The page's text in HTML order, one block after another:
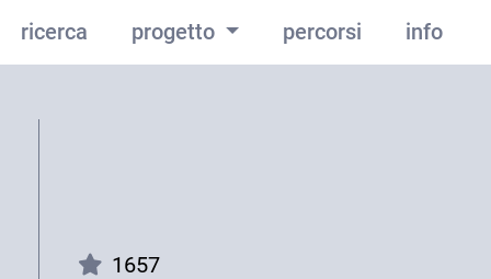
ricerca progetto percorsi info
1657